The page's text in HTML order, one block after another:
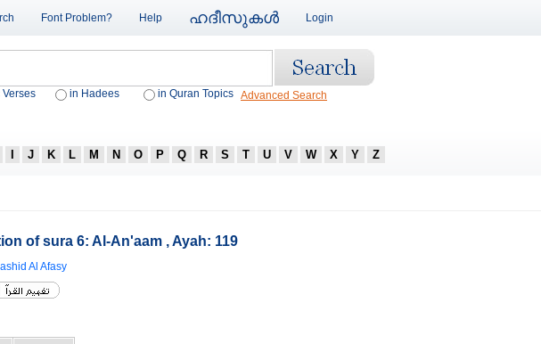
Font Problem? Help ഹദീസുകള്‍ Login
in Hadees in Quran Topics Advanced Search
J K L M N O P Q R S T U V W X Y Z
of sura 6: Al-An'aam , Ayah: 119
Al Afasy